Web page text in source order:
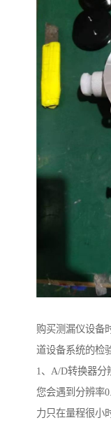
购买测漏仪设备
道设备系统的检
1、A/D转换器分
您会遇到分辨率
力只在量程很小